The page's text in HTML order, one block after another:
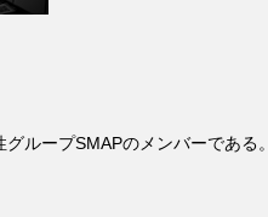
ループSMAPのメンバーである。